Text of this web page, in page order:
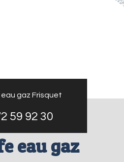
gaz Frisquet
59 92 30
eau gaz